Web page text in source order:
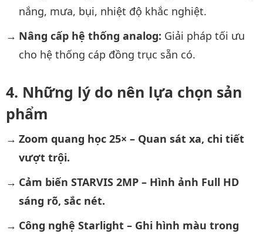
nắng, mưa, bụi, nhiệt độ khắc nghiệt.
Nâng cấp hệ thống analog: Giải pháp tối ưu
cho hệ thống cáp đồng trục sẵn có.
Những lý do nên lựa chọn sản
phẩm
Zoom quang học 25× – Quan sát xa, chi tiết
vượt trội.
Cảm biến STARVIS 2MP – Hình ảnh Full HD
sáng rõ, sắc nét.
Công nghệ Starlight – Ghi hình màu trong